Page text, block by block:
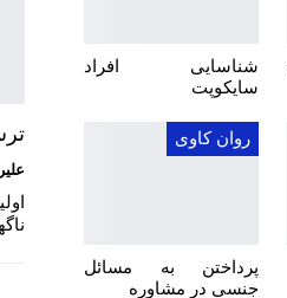
شناسایی افراد
سایکوپت
روان کاوی
پرداختن به مسائل
جنسی در مشاوره